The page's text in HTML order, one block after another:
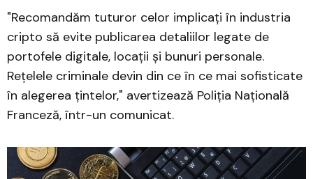
"Recomandăm tuturor celor implicați în industria
cripto să evite publicarea detaliilor legate de
portofele digitale, locații și bunuri personale.
Rețelele criminale devin din ce în ce mai sofisticate
în alegerea țintelor," avertizează Poliția Națională
Franceză, într-un comunicat.